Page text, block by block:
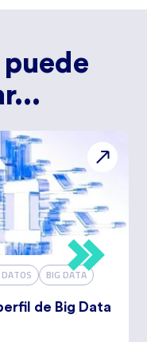
BIG DATA
de Big Data